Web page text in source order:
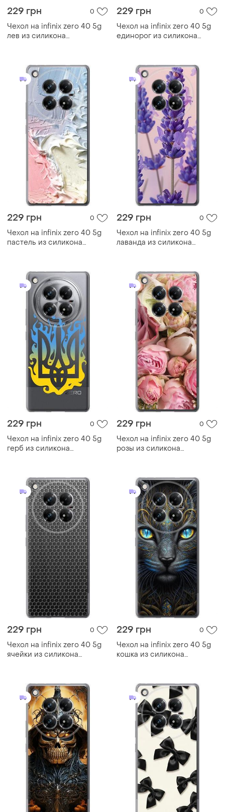
229 грн 0
Чехол на infinix zero 40 5g
лев из силикона
229 грн 0
Чехол на infinix zero 40 5g
единорог из силикона
229 грн 0
Чехол на infinix zero 40 5g
пастель из силикона
229 грн 0
Чехол на infinix zero 40 5g
лаванда из силикона
229 грн 0
Чехол на infinix zero 40 5g
герб из силикона
229 грн 0
Чехол на infinix zero 40 5g
розы из силикона
229 грн 0
Чехол на infinix zero 40 5g
ячейки из силикона
229 грн 0
Чехол на infinix zero 40 5g
кошка из силикона